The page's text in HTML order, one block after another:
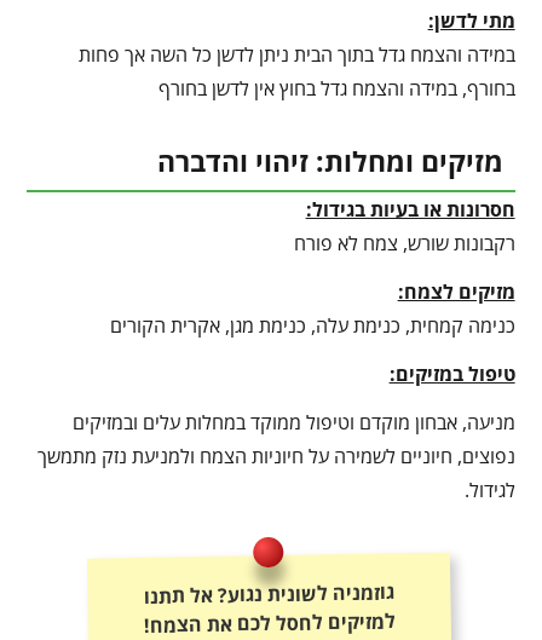
מתי לדשן:
במידה והצמח גדל בתוך הבית ניתן לדשן כל השה אך פחות
בחורף, במידה והצמח גדל בחוץ אין לדשן בחורף
מזיקים ומחלות: זיהוי והדברה
חסרונות או בעיות בגידול:
רקבונות שורש, צמח לא פורח
מזיקים לצמח:
כנימה קמחית, כנימת עלה, כנימת מגן, אקרית הקורים
טיפול במזיקים:
מניעה, אבחון מוקדם וטיפול ממוקד במחלות עלים ובמזיקים
נפוצים, חיוניים לשמירה על חיוניות הצמח ולמניעת נזק מתמשך
לגידול.
גוזמניה לשונית נגוע? אל תתנו
למזיקים לחסל לכם את הצמח!